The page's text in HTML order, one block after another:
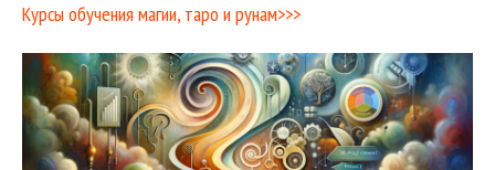
Курсы обучения магии, таро и рунам>>>